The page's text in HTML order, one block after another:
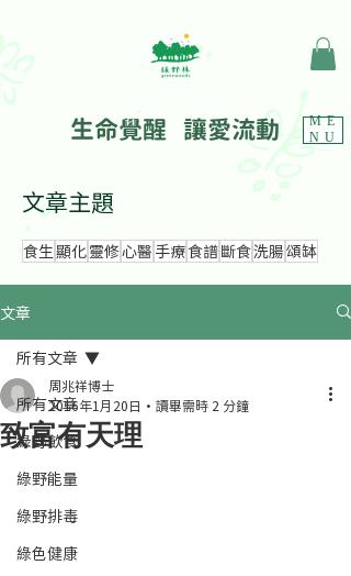
ME
NU
生命覺醒 讓愛流動
文章主題
食生顯化靈修心醫 手療食譜斷食洗腸頌缽
文章
所有文章
綠野飲食
綠野能量
綠野排毒
綠色健康
所有文章
致富有天理
周兆祥博士
2016年1月20日
讀畢需時 2 分鐘